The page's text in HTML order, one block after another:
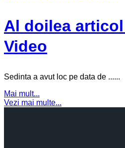
Al doilea
Video
Sedinta a avut loc pe data de ......
Mai mult...
Vezi mai multe...